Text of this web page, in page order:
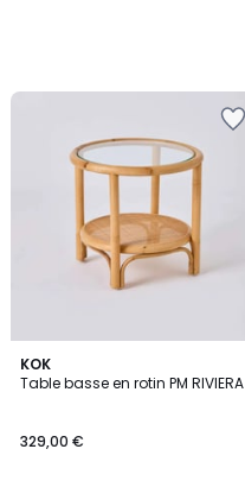
KOK
Table basse en rotin PM RIVIERA
329,00 €